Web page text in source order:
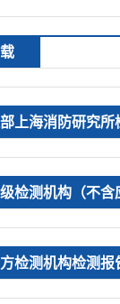
上海消防研究所
检测机构（不
检测机构检测报